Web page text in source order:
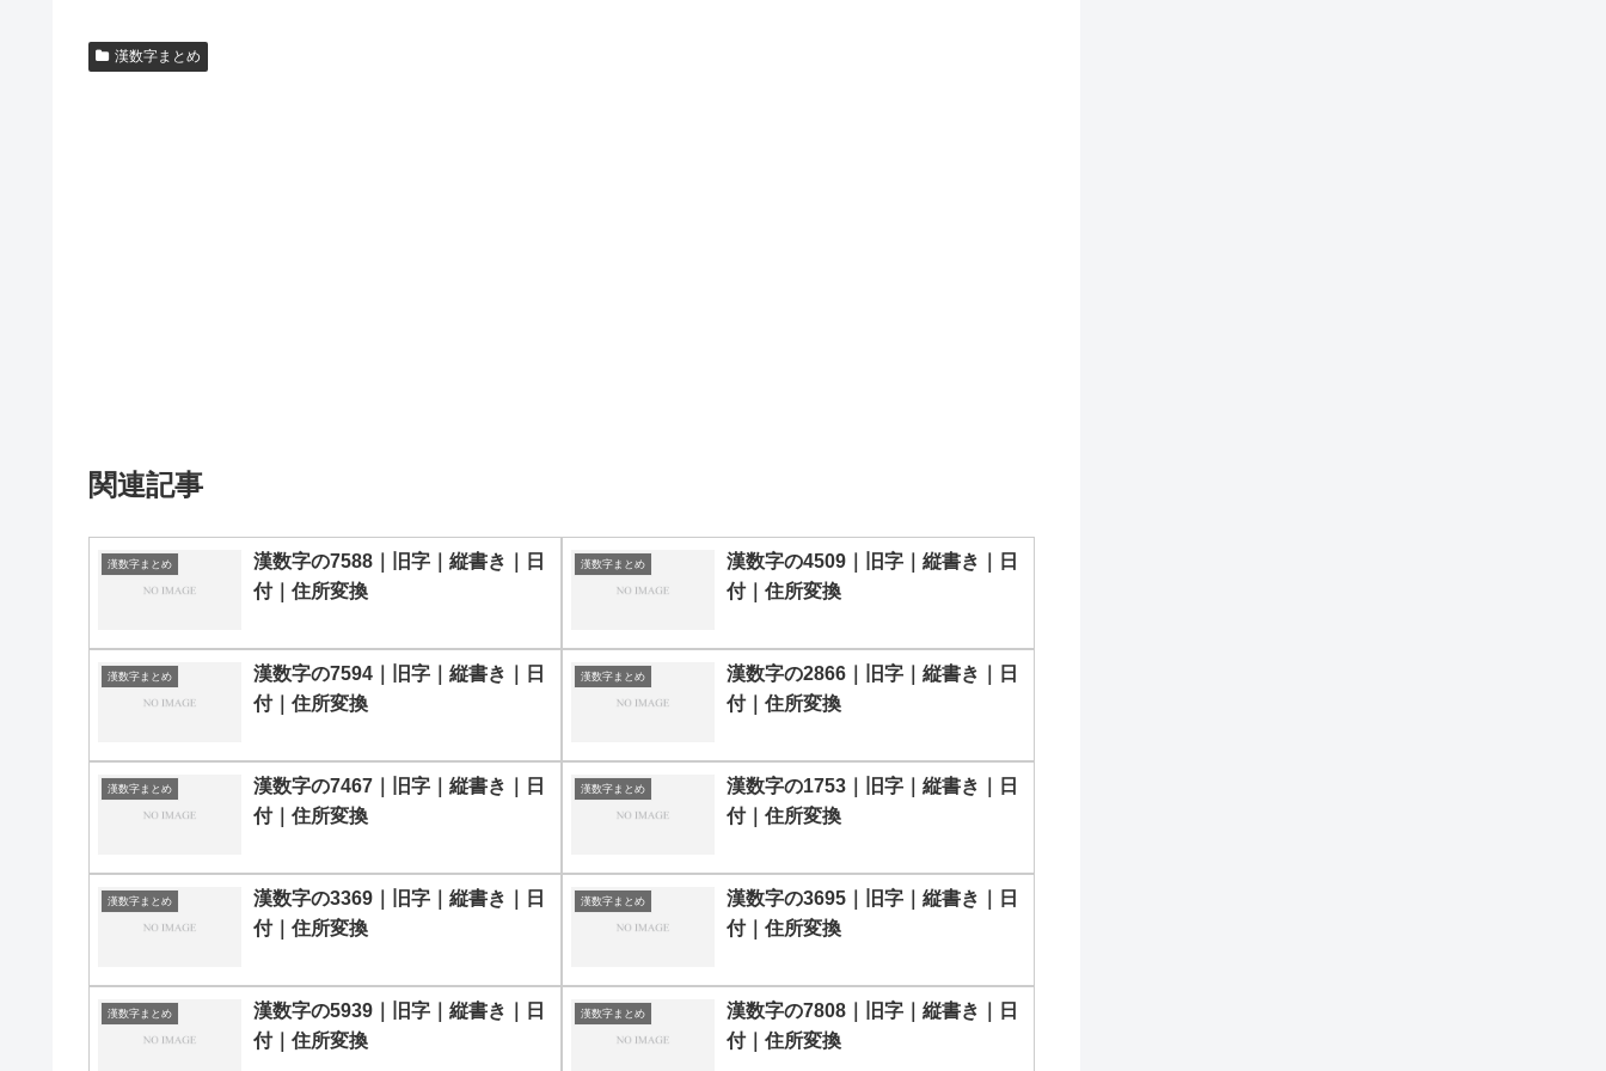
漢数字まとめ
関連記事
漢数字まとめ
漢数字の7588｜旧字｜縦書き｜日
付｜住所変換
漢数字まとめ
漢数字の4509｜旧字｜縦書き｜日
付｜住所変換
漢数字まとめ
漢数字の7594｜旧字｜縦書き｜日
付｜住所変換
漢数字まとめ
漢数字の2866｜旧字｜縦書き｜日
付｜住所変換
漢数字まとめ
漢数字の7467｜旧字｜縦書き｜日
付｜住所変換
漢数字まとめ
漢数字の1753｜旧字｜縦書き｜日
付｜住所変換
漢数字まとめ
漢数字の3369｜旧字｜縦書き｜日
付｜住所変換
漢数字まとめ
漢数字の3695｜旧字｜縦書き｜日
付｜住所変換
漢数字まとめ
漢数字の5939｜旧字｜縦書き｜日
付｜住所変換
漢数字まとめ
漢数字の7808｜旧字｜縦書き｜日
付｜住所変換